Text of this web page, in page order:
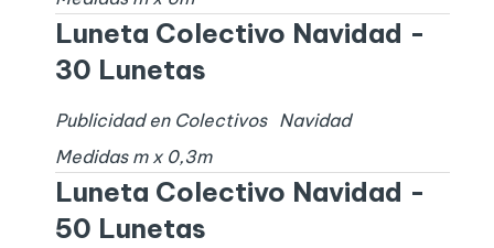
Luneta Colectivo Navidad -
30 Lunetas
Publicidad en Colectivos
Navidad
Medidas m x 0,3m
Luneta Colectivo Navidad -
50 Lunetas